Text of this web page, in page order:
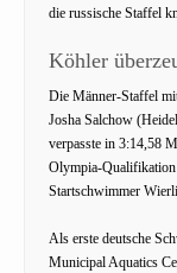
die russische Staffel
Köhler
Die Männer-Staffel
Josha Salchow
verpasste in 3:14,58
Olympia-Qualifikation
Startschwimmer
Als erste deutsche
Municipal Aquatics